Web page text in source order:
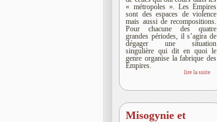
« métropoles ». Les Empires
sont des espaces de violence
mais aussi de recompositions.
Pour chacune des quatre
grandes périodes, il s’agira de
dégager une situation
singulière qui dit en quoi le
genre organise la fabrique des
Empires.
lire la suite
Misogynie et